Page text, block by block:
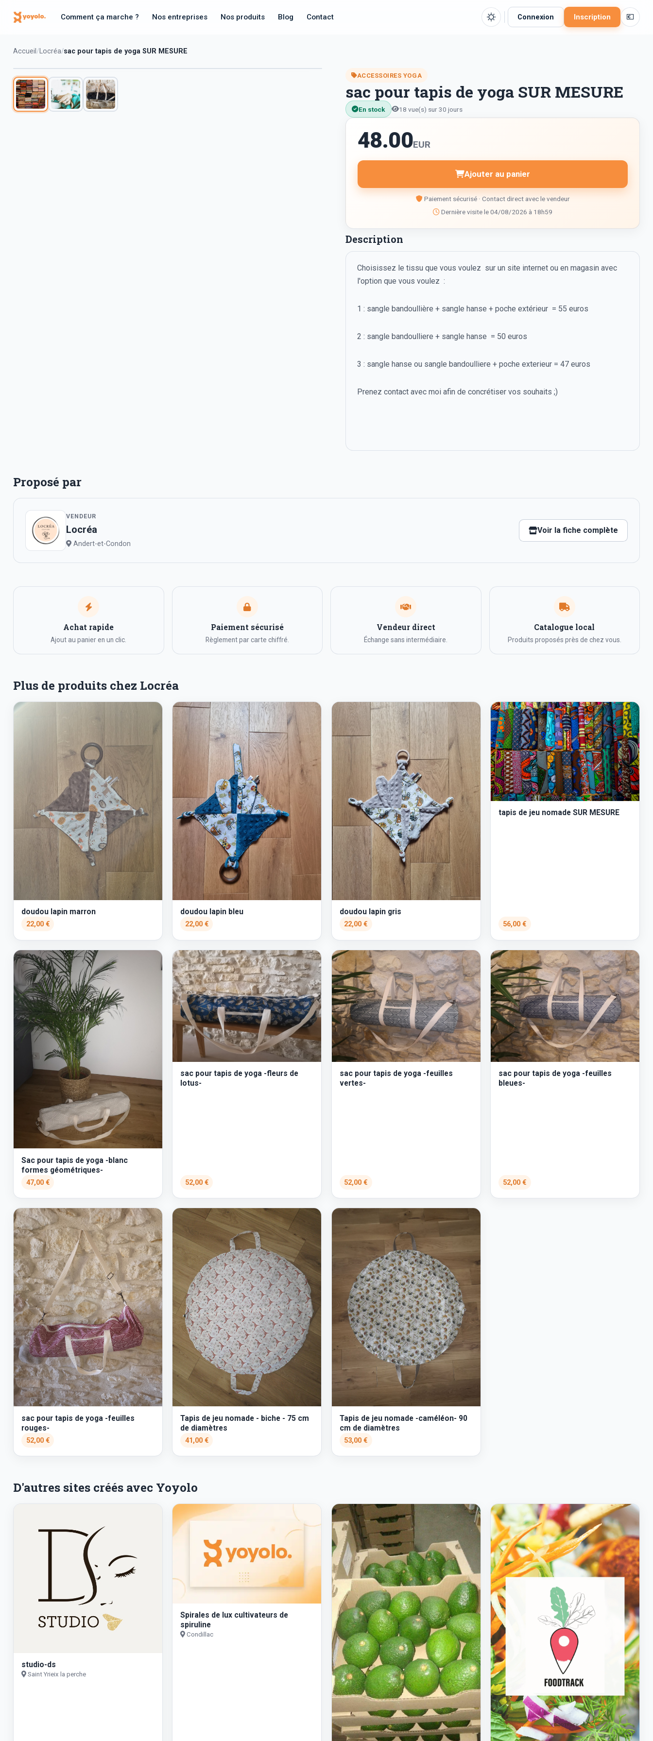
Comment ça marche ? Nos entreprises Nos produits Blog Contact Connexion Inscription 💶
Accueil Locréa sac pour tapis de yoga SUR MESURE
ACCESSOIRES YOGA
sac pour tapis de yoga SUR MESURE
En stock 18 vue(s) sur 30 jours
48.00EUR
Ajouter au panier
Paiement sécurisé · Contact direct avec le vendeur
Dernière visite le 04/08/2026 à 18h59
Description
Choisissez le tissu que vous voulez sur un site internet ou en magasin avec
l'option que vous voulez :
1 : sangle bandoullière + sangle hanse + poche extérieur = 55 euros
2 : sangle bandoulliere + sangle hanse = 50 euros
3 : sangle hanse ou sangle bandoulliere + poche exterieur = 47 euros
Prenez contact avec moi afin de concrétiser vos souhaits ;)
Proposé par
VENDEUR
Locréa
Andert-et-Condon
Voir la fiche complète
Achat rapide
Ajout au panier en un clic.
Paiement sécurisé
Règlement par carte chiffré.
Vendeur direct
Échange sans intermédiaire.
Catalogue local
Produits proposés près de chez vous.
Plus de produits chez Locréa
doudou lapin marron
22,00 €
doudou lapin bleu
22,00 €
doudou lapin gris
22,00 €
tapis de jeu nomade SUR MESURE
56,00 €
Sac pour tapis de yoga -blanc
formes géométriques-
47,00 €
sac pour tapis de yoga -fleurs de
lotus-
52,00 €
sac pour tapis de yoga -feuilles
vertes-
52,00 €
sac pour tapis de yoga -feuilles
bleues-
52,00 €
sac pour tapis de yoga -feuilles
rouges-
52,00 €
Tapis de jeu nomade - biche - 75 cm
de diamètres
41,00 €
Tapis de jeu nomade -caméléon- 90
cm de diamètres
53,00 €
D'autres sites créés avec Yoyolo
studio-ds
Saint Yrieix la perche
Spirales de lux cultivateurs de
spiruline
Condillac